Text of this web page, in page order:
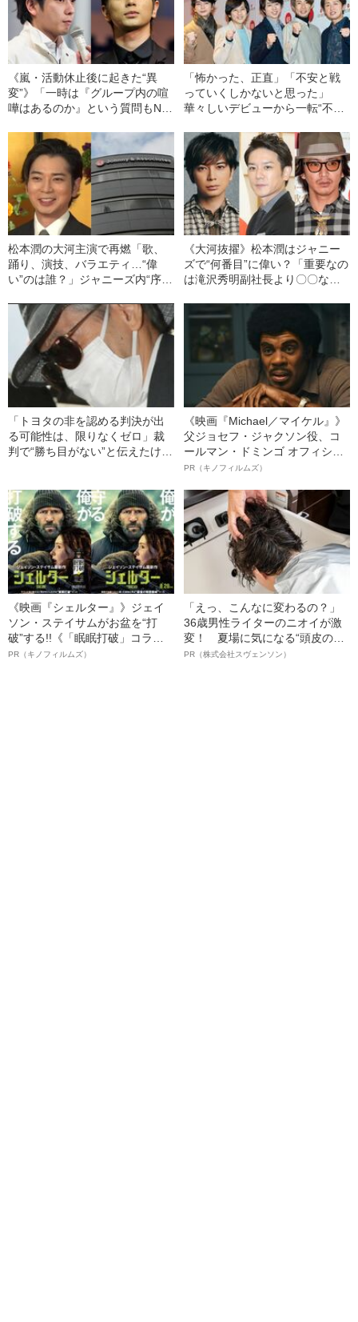
《嵐・活動休止後に起きた“異
変”》「一時は『グループ内の喧
嘩はあるのか』という質問もNG
潤“本当の関係”
「怖かった、正直」「不安と戦
っていくしかないと思った」
華々しいデビューから一転“不遇
った“辛い記憶”
松本潤の大河主演で再燃「歌、
踊り、演技、バラエティ…“偉
い”のは誰？」ジャニーズ内“序列
《大河抜擢》松本潤はジャニー
ズで“何番目”に偉い？「重要なの
は滝沢秀明副社長より〇〇なこ
「トヨタの非を認める判決が出
る可能性は、限りなくゼロ」裁
判で“勝ち目がない”と伝えたけれ
の葛藤」
《映画『Michael／マイケル』》
父ジョセフ・ジャクソン役、コ
ールマン・ドミンゴ オフィシャ
ルインタビュー“観客を魅了した
語る”《日本興収70億円突破》
PR（キノフィルムズ）
《映画『シェルター』》ジェイ
ソン・ステイサムがお盆を“打
破”する!!《「眠眠打破」コラ
ボ》
PR（キノフィルムズ）
「えっ、こんなに変わるの？」
36歳男性ライターのニオイが激
変！ 夏場に気になる“頭皮のニ
オイ”や“ベタつき”を解消す
PR（株式会社スヴェンソン）